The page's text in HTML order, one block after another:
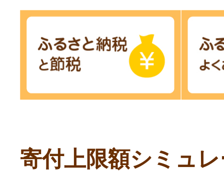
寄付上限額シミュ